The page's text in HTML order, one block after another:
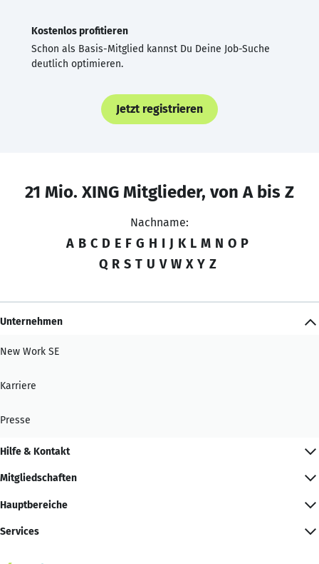
Kostenlos profitieren
Schon als Basis-Mitglied kannst Du Deine Job-Suche
deutlich optimieren.
Jetzt registrieren
21 Mio. XING Mitglieder, von A bis Z
Nachname:
A B C D E F G H I J K L M N O P
Q R S T U V W X Y Z
Unternehmen
New Work SE
Karriere
Presse
Hilfe & Kontakt
Mitgliedschaften
Hauptbereiche
Services